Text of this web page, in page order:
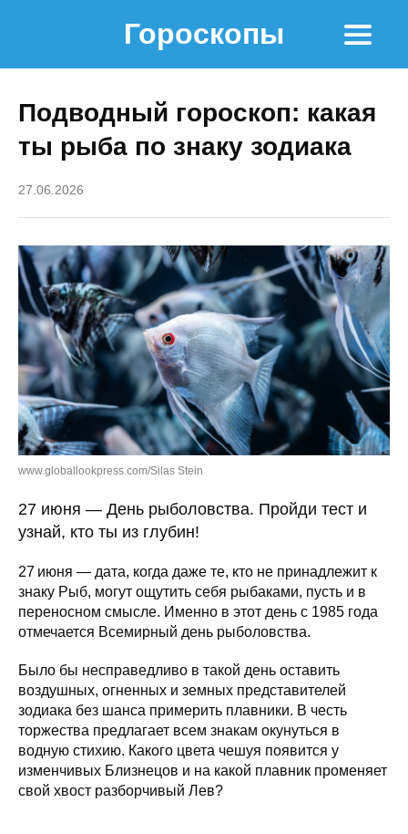
Гороскопы
Подводный гороскоп: какая
ты рыба по знаку зодиака
27.06.2026
www.globallookpress.com/Silas Stein
27 июня — День рыболовства. Пройди тест и
узнай, кто ты из глубин!
27 июня — дата, когда даже те, кто не принадлежит к
знаку Рыб, могут ощутить себя рыбаками, пусть и в
переносном смысле. Именно в этот день с 1985 года
отмечается Всемирный день рыболовства.
Было бы несправедливо в такой день оставить
воздушных, огненных и земных представителей
зодиака без шанса примерить плавники. В честь
торжества предлагает всем знакам окунуться в
водную стихию. Какого цвета чешуя появится у
изменчивых Близнецов и на какой плавник променяет
свой хвост разборчивый Лев?